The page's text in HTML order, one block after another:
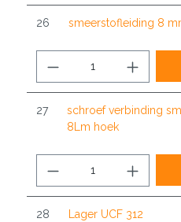
26 smeerstofleiding 8
27
schroef verbinding
8Lm hoek
28 Lager UCF 312